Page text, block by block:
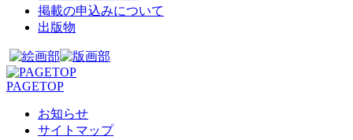
掲載の申込みについて
出版物
PAGETOP
お知らせ
サイトマップ